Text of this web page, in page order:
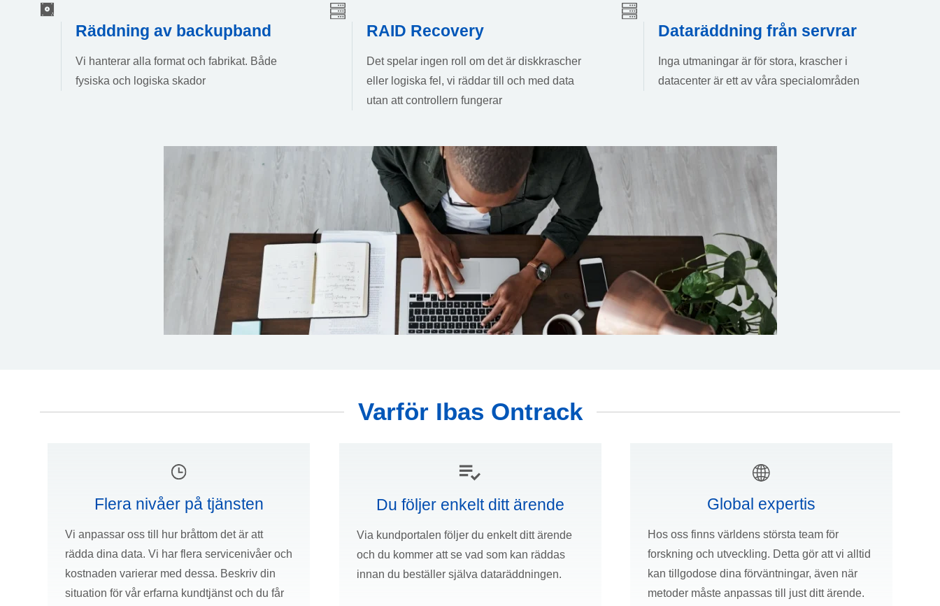
Räddning av backupband
Vi hanterar alla format och fabrikat. Både
fysiska och logiska skador
RAID Recovery
Det spelar ingen roll om det är diskkrascher
eller logiska fel, vi räddar till och med data
utan att controllern fungerar
Dataräddning från servrar
Inga utmaningar är för stora, krascher i
datacenter är ett av våra specialområden
Varför Ibas Ontrack
Flera nivåer på tjänsten
Vi anpassar oss till hur bråttom det är att
rädda dina data. Vi har flera servicenivåer och
kostnaden varierar med dessa. Beskriv din
situation för vår erfarna kundtjänst och du får
Du följer enkelt ditt ärende
Via kundportalen följer du enkelt ditt ärende
och du kommer att se vad som kan räddas
innan du beställer själva dataräddningen.
Global expertis
Hos oss finns världens största team för
forskning och utveckling. Detta gör att vi alltid
kan tillgodose dina förväntningar, även när
metoder måste anpassas till just ditt ärende.